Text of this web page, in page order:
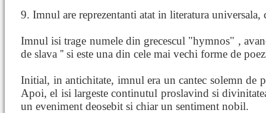
9. Imnul are reprezentanti atat in literatura universala,
Imnul isi trage numele din grecescul "hymnos" ,
de slava '' si este una din cele mai vechi forme de
Initial, in antichitate, imnul era un cantec solemn de
Apoi, el isi largeste continutul proslavind si
un eveniment deosebit si chiar un sentiment nobil.